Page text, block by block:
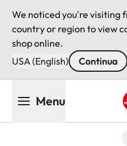
We noticed you're visiting
country or region to view
shop online.
USA (English)
Continua
Menu